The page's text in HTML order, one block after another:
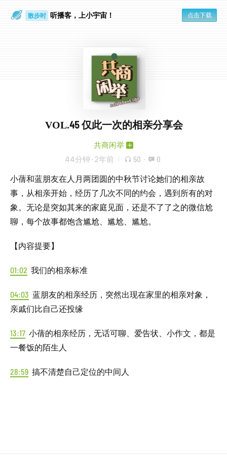
散步时 听播客，上小宇宙！ 点击下载
VOL.45 仅此一次的相亲分享会
共商闲举
44分钟 · 2年前 50 · 0
小蒨和蓝朋友在人月两团圆的中秋节讨论她们的相亲故
事，从相亲开始，经历了几次不同的约会，遇到所有的对
象。无论是突如其来的家庭见面，还是不了了之的微信尬
聊，每个故事都饱含尴尬、尴尬、尴尬。
【内容提要】
01:02 我们的相亲标准
04:03 蓝朋友的相亲经历，突然出现在家里的相亲对象，
亲戚们比自己还投缘
13:17 小蒨的相亲经历，无话可聊、爱告状、小作文，都是
一餐饭的陌生人
28:59 搞不清楚自己定位的中间人